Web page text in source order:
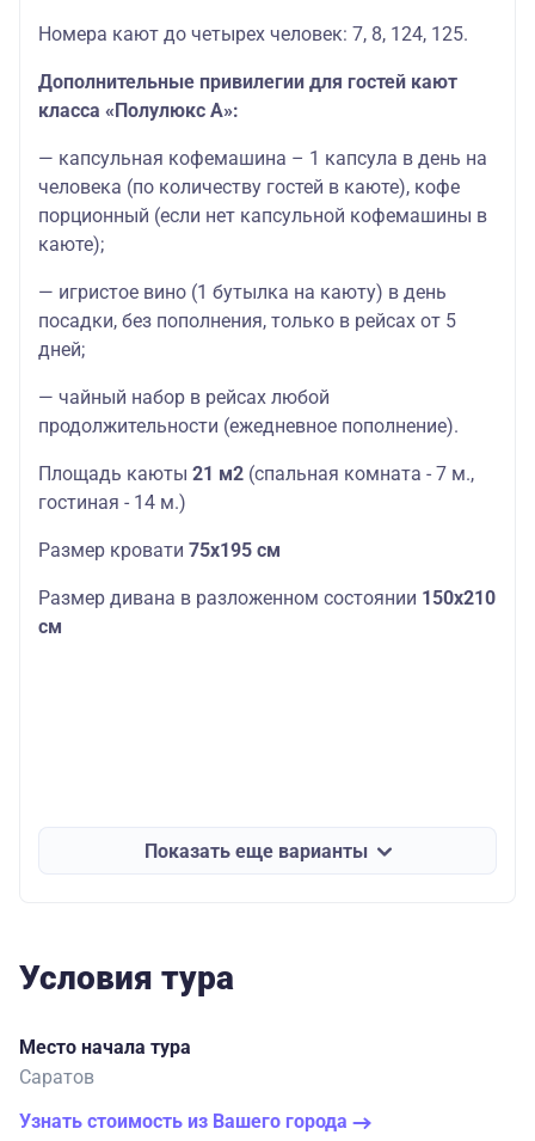
Номера кают до четырех человек: 7, 8, 124, 125.
Дополнительные привилегии для гостей кают
класса «Полулюкс А»:
— капсульная кофемашина – 1 капсула в день на
человека (по количеству гостей в каюте), кофе
порционный (если нет капсульной кофемашины в
каюте);
— игристое вино (1 бутылка на каюту) в день
посадки, без пополнения, только в рейсах от 5
дней;
— чайный набор в рейсах любой
продолжительности (ежедневное пополнение).
Площадь каюты 21 м2 (спальная комната - 7 м.,
гостиная - 14 м.)
Размер кровати 75х195 см
Размер дивана в разложенном состоянии 150х210
см
Показать еще варианты
Условия тура
Место начала тура
Саратов
Узнать стоимость из Вашего города